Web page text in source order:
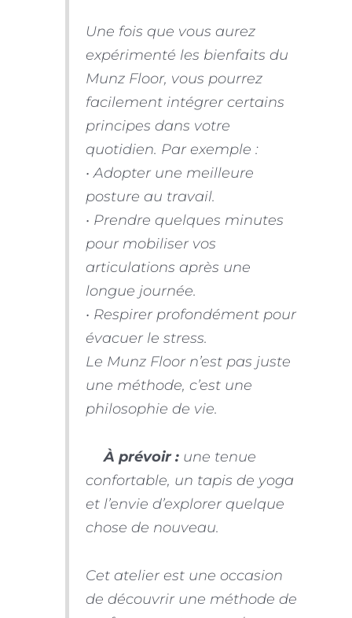
Une fois que vous aurez
expérimenté les bienfaits du
Munz Floor, vous pourrez
facilement intégrer certains
principes dans votre
quotidien. Par exemple :
• Adopter une meilleure
posture au travail.
• Prendre quelques minutes
pour mobiliser vos
articulations après une
longue journée.
• Respirer profondément pour
évacuer le stress.
Le Munz Floor n’est pas juste
une méthode, c’est une
philosophie de vie.
📌À prévoir :une tenue
confortable, un tapis de yoga
et l’envie d’explorer quelque
chose de nouveau.
Cet atelier est une occasion
de découvrir une méthode de